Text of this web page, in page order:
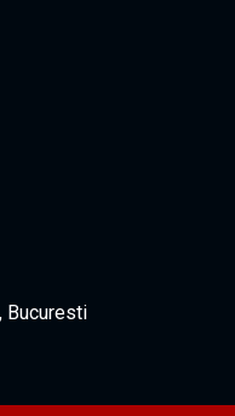
Bucuresti